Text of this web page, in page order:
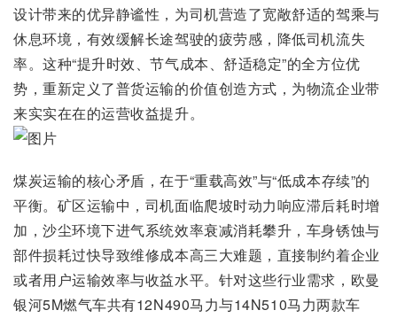
设计带来的优异静谧性，为司机营造了宽敞舒适的驾乘与
休息环境，有效缓解长途驾驶的疲劳感，降低司机流失
率。这种“提升时效、节气成本、舒适稳定”的全方位优
势，重新定义了普货运输的价值创造方式，为物流企业带
来实实在在的运营收益提升。
煤炭运输的核心矛盾，在于“重载高效”与“低成本存续”的
平衡。矿区运输中，司机面临爬坡时动力响应滞后耗时增
加，沙尘环境下进气系统效率衰减消耗攀升，车身锈蚀与
部件损耗过快导致维修成本高三大难题，直接制约着企业
或者用户运输效率与收益水平。针对这些行业需求，欧曼
银河5M燃气车共有12N490马力与14N510马力两款车